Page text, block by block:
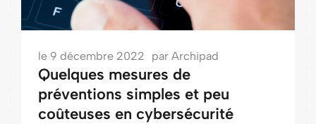
le 9 décembre 2022 par Archipad
Quelques mesures de
préventions simples et peu
coûteuses en cybersécurité